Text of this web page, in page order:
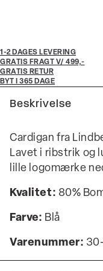
1-2 DAGES LEVERING
GRATIS FRAGT V/ 499,-
GRATIS RETUR
BYT I 365 DAGE
Beskrivelse
Cardigan fra
Lavet i ribstrik og
lille logomærke
Kvalitet: 80%
Farve: Blå
Varenummer: